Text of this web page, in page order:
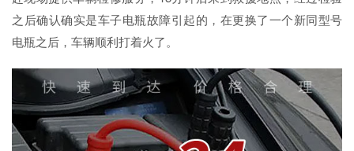
之后确认确实是车子电瓶故障引起的，在更换了一个新同型号
电瓶之后，车辆顺利打着火了。